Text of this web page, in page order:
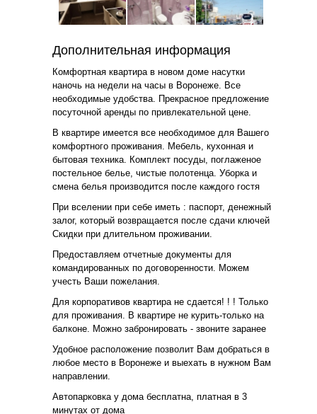
Дополнительная информация
Комфортная квартира в новом доме насутки
наночь на недели на часы в Воронеже. Все
необходимые удобства. Прекрасное предложение
посуточной аренды по привлекательной цене.
В квартире имеется все необходимое для Вашего
комфортного проживания. Мебель, кухонная и
бытовая техника. Комплект посуды, поглаженое
постельное белье, чистые полотенца. Уборка и
смена белья производится после каждого гостя
При вселении при себе иметь : паспорт, денежный
залог, который возвращается после сдачи ключей
Скидки при длительном проживании.
Предоставляем отчетные документы для
командированных по договоренности. Можем
учесть Ваши пожелания.
Для корпоративов квартира не сдается! ! ! Только
для проживания. В квартире не курить-только на
балконе. Можно забронировать - звоните заранее
Удобное расположение позволит Вам добраться в
любое место в Воронеже и выехать в нужном Вам
направлении.
Автопарковка у дома бесплатна, платная в 3
минутах от дома